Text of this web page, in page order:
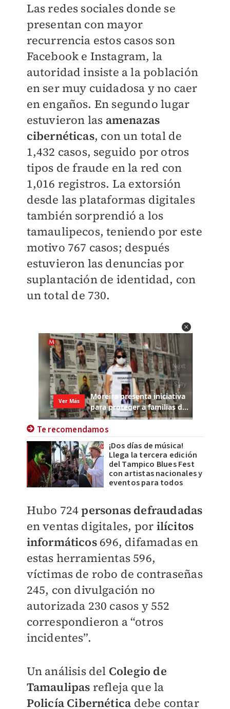
Las redes sociales donde se
presentan con mayor
recurrencia estos casos son
Facebook e Instagram, la
autoridad insiste a la población
en ser muy cuidadosa y no caer
en engaños. En segundo lugar
estuvieron las amenazas
cibernéticas, con un total de
1,432 casos, seguido por otros
tipos de fraude en la red con
1,016 registros. La extorsión
desde las plataformas digitales
también sorprendió a los
tamaulipecos, teniendo por este
motivo 767 casos; después
estuvieron las denuncias por
suplantación de identidad, con
un total de 730.
Te recomendamos
¡Dos días de música!
Llega la tercera edición
del Tampico Blues Fest
con artistas nacionales y
eventos para todos
Hubo 724personas defraudadas
en ventas digitales, por ilícitos
informáticos696, difamadas en
estas herramientas 596,
víctimas de robo de contraseñas
245, con divulgación no
autorizada 230 casos y 552
correspondieron a “otros
incidentes”.
Un análisis del Colegio de
Tamaulipas refleja que la
Policía Cibernética debe contar